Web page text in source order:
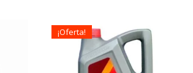
¡Oferta!